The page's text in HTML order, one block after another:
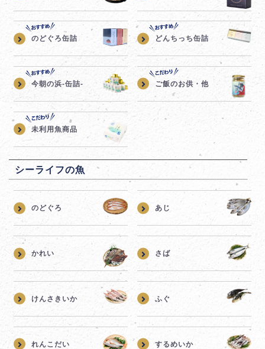
のどぐろ缶詰 どんちっち缶詰
今朝の浜-缶詰- ご飯のお供・他
未利用魚商品
シーライフの魚
のどぐろ あじ
かれい さば
けんさきいか ふぐ
れんこだい するめいか